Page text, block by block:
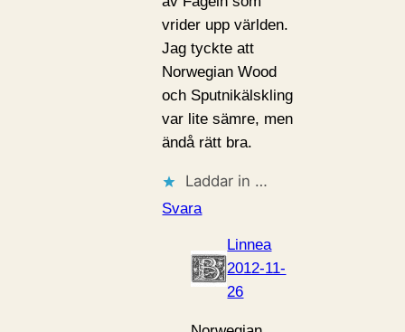
vrider upp världen.
Jag tyckte att
Norwegian Wood
och Sputnikälskling
var lite sämre, men
ändå rätt bra.
Laddar in …
Svara
Linnea
2012-11-
26